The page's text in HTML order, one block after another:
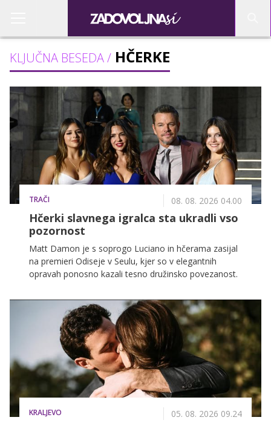
KLJUČNA BESEDA / HČERKE
TRAČI 08. 08. 2026 04.00
Hčerki slavnega igralca sta ukradli vso
pozornost
Matt Damon je s soprogo Luciano in hčerama zasijal
na premieri Odiseje v Seulu, kjer so v elegantnih
opravah ponosno kazali tesno družinsko povezanost.
KRALJEVO 05. 08. 2026 09.24